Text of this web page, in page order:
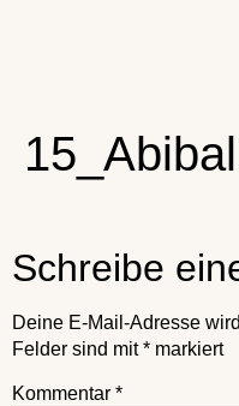
Schreibe
Deine E-Mail-Adresse
Felder sind mit* markiert
Kommentar *